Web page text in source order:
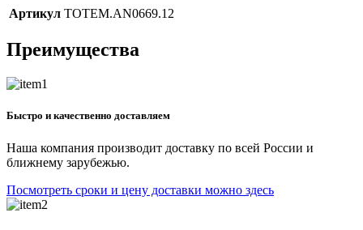
Артикул TOTEM.AN0669.12
Преимущества
Быстро и качественно доставляем
Наша компания производит доставку по всей России и
ближнему зарубежью.
Посмотреть сроки и цену доставки можно здесь